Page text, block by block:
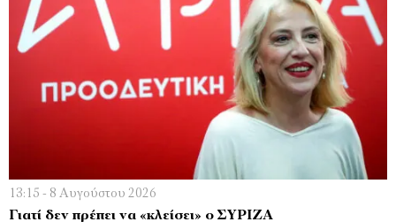
13:15 - 8 Αυγούστου 2026
Γιατί δεν πρέπει να «κλείσει» ο ΣΥΡΙΖΑ